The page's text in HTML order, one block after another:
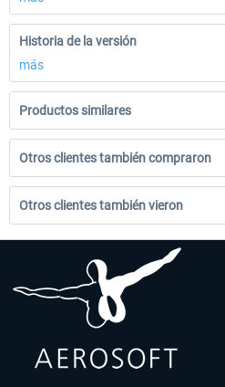
Historia de la versión
más
Productos similares
Otros clientes también compraron
Otros clientes también vieron